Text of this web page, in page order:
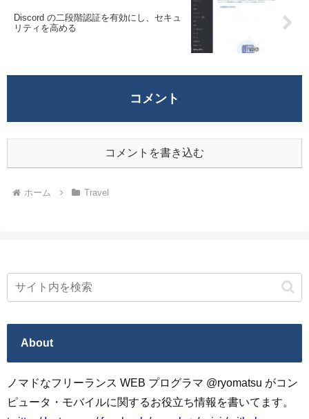
Discord の二段階認証を有効にし、セキュ
リティを高める
コメント
コメントを書き込む
ホーム Travel
About
ノマドなフリーランス WEB プログラマ @ryomatsu がコン
ピュータ・モバイルに関するお役立ち情報を書いてます。